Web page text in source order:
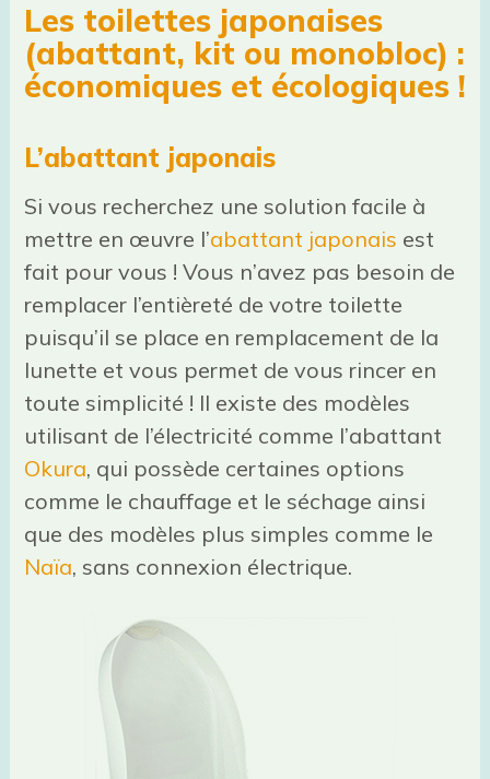
Les toilettes japonaises
(abattant, kit ou monobloc) :
économiques et écologiques !
L’abattant japonais
Si vous recherchez une solution facile à
mettre en œuvre l’abattant japonais est
fait pour vous ! Vous n’avez pas besoin de
remplacer l’entièreté de votre toilette
puisqu’il se place en remplacement de la
lunette et vous permet de vous rincer en
toute simplicité ! Il existe des modèles
utilisant de l’électricité comme l’abattant
Okura, qui possède certaines options
comme le chauffage et le séchage ainsi
que des modèles plus simples comme le
Naïa, sans connexion électrique.